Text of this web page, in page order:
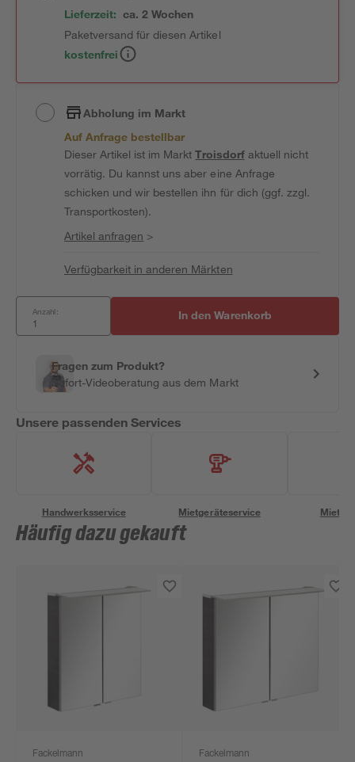
Lieferzeit: ca. 2 Wochen
Paketversand für diesen Artikel
kostenfrei
Abholung im Markt
Auf Anfrage bestellbar
Dieser Artikel ist im MarktTroisdorfaktuell nicht
vorrätig. Du kannst uns aber eine Anfrage
schicken und wir bestellen ihn für dich (ggf. zzgl.
Transportkosten).
Artikel anfragen >
Verfügbarkeit in anderen Märkten
Anzahl: In den Warenkorb
Fragen zum Produkt?
Sofort-Videoberatung aus dem Markt
Unsere passenden Services
Handwerksservice Mietgeräteservice
Häufig dazu gekauft
Fackelmann Fackelmann